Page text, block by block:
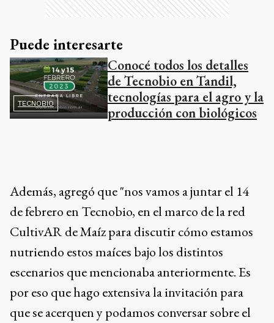
Puede interesarte
TECNOBIO
Conocé todos los detalles
de Tecnobio en Tandil,
tecnologías para el agro y la
producción con biológicos
Además, agregó que "nos vamos a juntar el 14
de febrero en Tecnobio, en el marco de la red
CultivAR de Maíz para discutir cómo estamos
nutriendo estos maíces bajo los distintos
escenarios que mencionaba anteriormente. Es
por eso que hago extensiva la invitación para
que se acerquen y podamos conversar sobre el